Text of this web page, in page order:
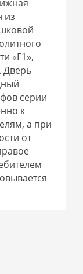
из
«Г1»,
Дверь
серии
к
а при
от